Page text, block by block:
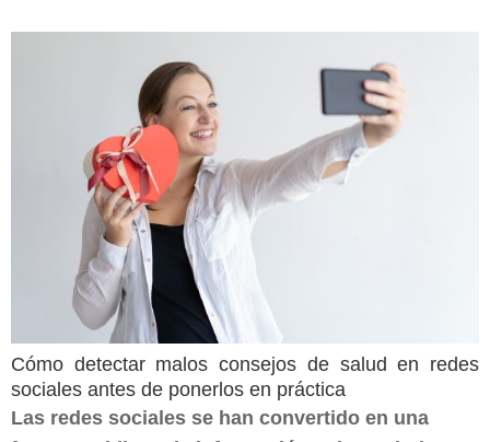
Cómo detectar malos consejos de salud en redes
sociales antes de ponerlos en práctica
Las redes sociales se han convertido en una